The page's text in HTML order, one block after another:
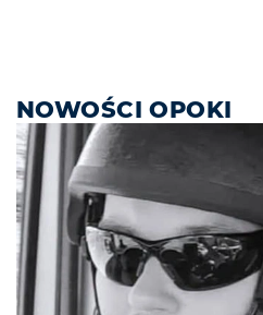
NOWOŚCI OPOKI